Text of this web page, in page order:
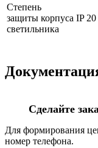
Степень
защиты корпуса
светильника
IP 20
Сделайте
Для формирования
номер телефона.